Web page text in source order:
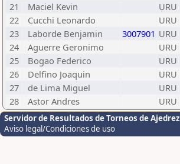
21
Maciel Kevin URU
22
Cucchi Leonardo URU
23
Laborde Benjamin 3007901 URU
24
Aguerre Geronimo URU
25
Bogao Federico URU
26
Delfino Joaquin URU
27
de Lima Miguel URU
28
Astor Andres URU
Servidor de Resultados de Torneos de Ajedrez
Aviso legal/Condiciones de uso